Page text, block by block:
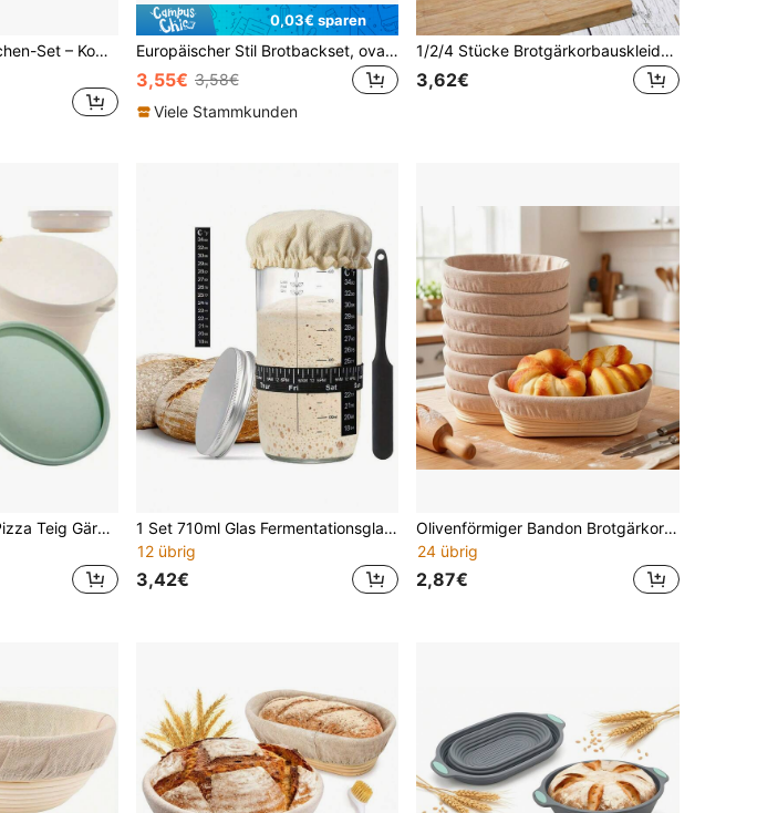
37-teiliges Gärkörbchen-Set – Komplettes Zubehör für Sauerteigbrot, inkl. Gärkörbe, Teigschaber, Schablonen & Brotbackwerkzeuge
0,03€ sparen
Europäischer Stil Brotbackset, ovale & runde Brotkörbchen, multifunktionales Backwerkzeug-Set
3,55€ 3,58€
Viele Stammkunden
1/2/4 Stücke Brotgärkorbauskleidung, Rattankorb Abdeckung zum Teigausrollen, für Baguettes, Laibe, Gebäck, selbstgemachtes Brot, ohne Korb
3,62€
2/4 Stück - Silikon Pizza Teig Gärungsbehälter mit Deckel, faltbar stapelbar auslaufsicher wiederverwendbare Backaufbewahrungsbox zum Herstellen von Pizza, Brot und Teigformen, runder Küchenorganizer
1 Set 710ml Glas Fermentationsglas-Set mit Markierungen und Deckel, inklusive Spachtel und Abdeckung, für Brotteig, Sauerteig, Kombucha, Sojasauce Fermentationskruke mit Deckel
12 übrig
3,42€
Olivenförmiger Bandon Brotgärkorb-Set, Hefebrot Backen Schüssel-Set, natürlicher Weiden Bandon Hefe Schüssel Korb mit Tuchboden und Mehlschaber, ideal für Bäcker.
24 übrig
2,87€